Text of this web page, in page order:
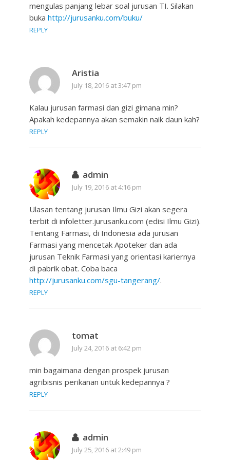
mengulas panjang lebar soal jurusan TI. Silakan
buka http://jurusanku.com/buku/
REPLY
Aristia
July 18, 2016 at 3:47 pm
Kalau jurusan farmasi dan gizi gimana min?
Apakah kedepannya akan semakin naik daun kah?
REPLY
admin
July 19, 2016 at 4:16 pm
Ulasan tentang jurusan Ilmu Gizi akan segera
terbit di infoletter.jurusanku.com (edisi Ilmu Gizi).
Tentang Farmasi, di Indonesia ada jurusan
Farmasi yang mencetak Apoteker dan ada
jurusan Teknik Farmasi yang orientasi kariernya
di pabrik obat. Coba baca
http://jurusanku.com/sgu-tangerang/.
REPLY
tomat
July 24, 2016 at 6:42 pm
min bagaimana dengan prospek jurusan
agribisnis perikanan untuk kedepannya ?
REPLY
admin
July 25, 2016 at 2:49 pm